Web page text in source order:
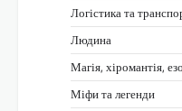
Логістика та
Людина
Магія, хіромантія,
Міфи та легенди